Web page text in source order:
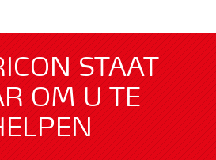
STAAT
OM U TE